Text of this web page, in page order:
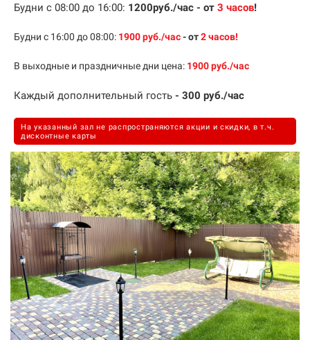
Будни с 08:00 до 16:00: 1200руб./час - от 3 часов!
Будни с 16:00 до 08:00: 1900руб./час- от2часов!
В выходные и праздничные дни цена: 1900руб./час
Каждый дополнительный гость - 300 руб./час
На указанный зал не распространяются акции и скидки, в т.ч.
дисконтные карты